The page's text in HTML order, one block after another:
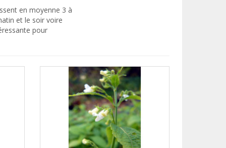
en moyenne 3 à
et le soir voire
pour